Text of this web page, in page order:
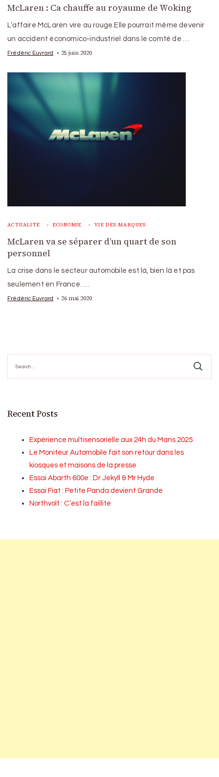
McLaren : Ca chauffe au royaume de Woking
L’affaire McLaren vire au rouge.Elle pourrait même devenir
un accident économico-industriel dans le comté de …
Frédéric Euvrard 25 juin 2020
ACTUALITÉ ECONOMIE VIE DES MARQUES
McLaren va se séparer d’un quart de son
personnel
La crise dans le secteur automobile est là, bien là et pas
seulement en France. …
Frédéric Euvrard 26 mai 2020
for:
Recent Posts
Expérience multisensorielle aux 24h du Mans 2025
Le Moniteur Automobile fait son retour dans les
kiosques et maisons de la presse
Essai Abarth 600e : Dr Jekyll & Mr Hyde
Essai Fiat : Petite Panda devient Grande
Northvolt : C’est la faillite